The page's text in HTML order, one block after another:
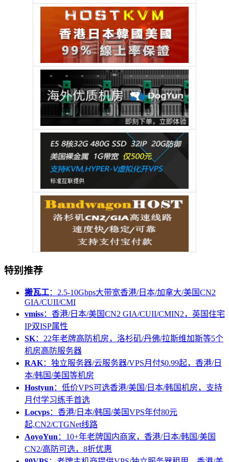
特别推荐
搬瓦工：2.5-10Gbps大带宽香港/日本/加拿大/美国CN2
GIA/CUII/CMI
vmiss：香港/日本/美国CN2 GIA/CUII/CMIN2，英国住宅
IP双ISP属性
SK：22年老牌高防机房，洛杉矶/丹佛/拉斯维加斯等5个
机房高防服务器
RAK：独立服务器/云服务器/VPS月付$0.99起，香港/日
本/韩国/美国等机房
Hostyun ：低价VPS可选香港/美国/日本/韩国机房，支持
月付学习练手首选
Locvps：香港/日本/韩国/美国VPS年付80元
起,CN2/CTGNet线路
AoyoYun ：10+年老牌国内商家，香港/日本/韩国/美国
CN2/高防可选，8折优惠